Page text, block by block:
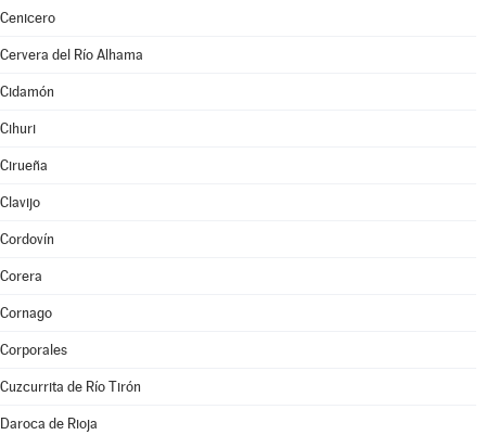
Cenicero
Cervera del Río Alhama
Cidamón
Cihuri
Cirueña
Clavijo
Cordovín
Corera
Cornago
Corporales
Cuzcurrita de Río Tirón
Daroca de Rioja